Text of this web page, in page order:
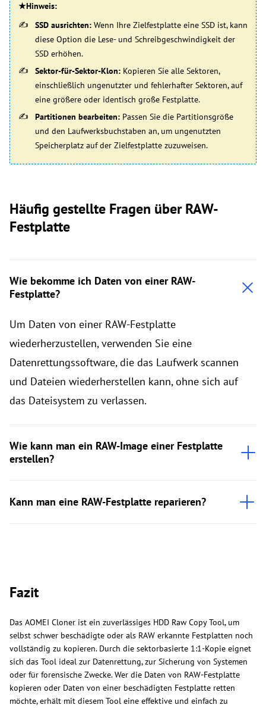
★Hinweis:
SSD ausrichten: Wenn Ihre Zielfestplatte eine SSD ist, kann
diese Option die Lese- und Schreibgeschwindigkeit der
SSD erhöhen.
Sektor-für-Sektor-Klon: Kopieren Sie alle Sektoren,
einschließlich ungenutzter und fehlerhafter Sektoren, auf
eine größere oder identisch große Festplatte.
Partitionen bearbeiten: Passen Sie die Partitionsgröße
und den Laufwerksbuchstaben an, um ungenutzten
Speicherplatz auf der Zielfestplatte zuzuweisen.
Häufig gestellte Fragen über RAW-
Festplatte
Wie bekomme ich Daten von einer RAW-
Festplatte?
Um Daten von einer RAW-Festplatte
wiederherzustellen, verwenden Sie eine
Datenrettungssoftware, die das Laufwerk scannen
und Dateien wiederherstellen kann, ohne sich auf
das Dateisystem zu verlassen.
Wie kann man ein RAW-Image einer Festplatte
erstellen?
Kann man eine RAW-Festplatte reparieren?
Fazit
Das AOMEI Cloner ist ein zuverlässiges HDD Raw Copy Tool, um
selbst schwer beschädigte oder als RAW erkannte Festplatten noch
vollständig zu kopieren. Durch die sektorbasierte 1:1-Kopie eignet
sich das Tool ideal zur Datenrettung, zur Sicherung von Systemen
oder für forensische Zwecke. Wer die Daten von RAW-Festplatte
kopieren oder Daten von einer beschädigten Festplatte retten
möchte, erhält mit diesem Tool eine effektive und einfach zu